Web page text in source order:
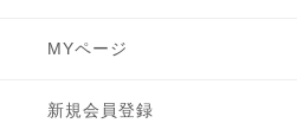
MYページ
新規会員登録